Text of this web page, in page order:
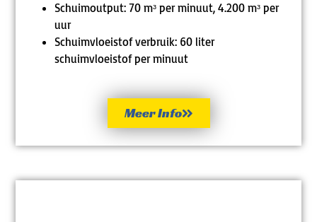
Schuimoutput: 70 mᶟ per minuut, 4.200 mᶟ per
uur
Schuimvloeistof verbruik: 60 liter
schuimvloeistof per minuut
Meer Info